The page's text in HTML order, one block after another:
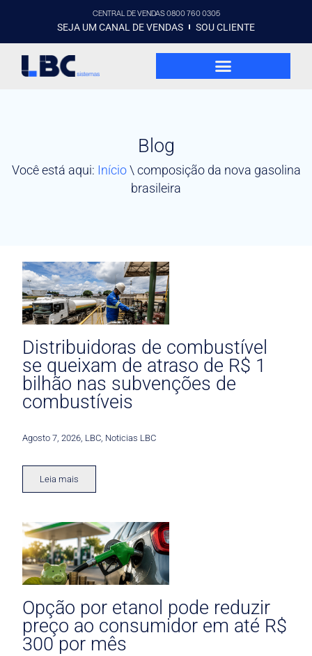
CENTRAL DE VENDAS 0800 760 0305
SEJA UM CANAL DE VENDAS SOU CLIENTE
Blog
Você está aqui: Início\ composição da nova gasolina
brasileira
Distribuidoras de combustível
se queixam de atraso de R$ 1
bilhão nas subvenções de
combustíveis
Agosto 7, 2026 LBC Noticias LBC
Leia mais
Opção por etanol pode reduzir
preço ao consumidor em até R$
300 por mês